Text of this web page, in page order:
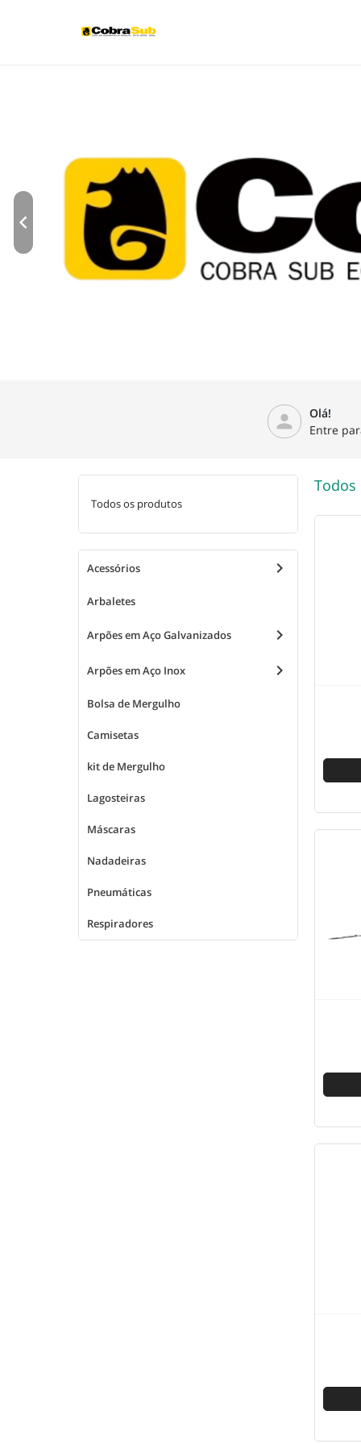
person
Olá!
Entre
Todos os produtos
Acessórios keyboard_arrow_right
Arbaletes
Arpões em Aço Galvanizados keyboard_arrow_right
Arpões em Aço Inox keyboard_arrow_right
Bolsa de Mergulho
Camisetas
kit de Mergulho
Lagosteiras
Máscaras
Nadadeiras
Pneumáticas
Respiradores